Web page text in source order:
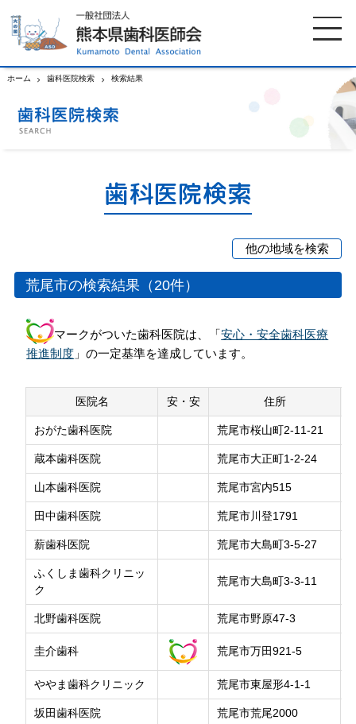
ホーム 歯科医院検索 検索結果
歯科医院検索
他の地域を検索
熊本市
中央区
北区
東区
西区
宇土郡市
荒尾市
山鹿市
上益城郡
下益城郡
八代
水俣・芦北
天草郡市
荒尾市の検索結果（20件）
マークがついた歯科医院は、「安心・安全歯科医療
推進制度 」の一定基準を達成しています。
医院名 安・安 住所
おがた歯科医院 荒尾市桜山町2-11-21
蔵本歯科医院 荒尾市大正町1-2-24
山本歯科医院 荒尾市宮内515
田中歯科医院 荒尾市川登1791
薪歯科医院 荒尾市大島町3-5-27
ふくしま歯科クリニッ
ク
荒尾市大島町3-3-11
北野歯科医院 荒尾市野原47-3
圭介歯科 荒尾市万田921-5
ややま歯科クリニック 荒尾市東屋形4-1-1
坂田歯科医院 荒尾市荒尾2000
ホーム 歯科医師会について
休日当番医
お知らせ 口腔保健センター
国保組合からのお知らせ
プライバシーポリシー
サイトマップ